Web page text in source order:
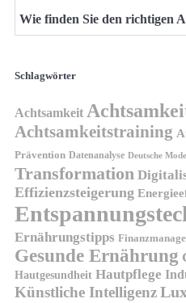
Wie finden Sie den richtigen
Schlagwörter
Achtsamkeit
Achtsamkeitstraining
Prävention Datenanalyse Deutsche Mode
Transformation
Effizienzsteigerung
Ernährungstipps
Gesunde Ernährung
Hautgesundheit Hautpflege
Künstliche Intelligenz